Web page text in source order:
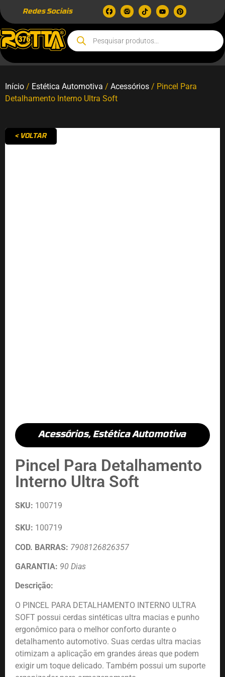
Redes Sociais
Início / Estética Automotiva / Acessórios / Pincel Para
Detalhamento Interno Ultra Soft
< VOLTAR
Acessórios,Estética Automotiva
Pincel Para Detalhamento
Interno Ultra Soft
SKU: 100719
SKU: 100719
COD. BARRAS: 7908126826357
GARANTIA: 90 Dias
Descrição:
O PINCEL PARA DETALHAMENTO INTERNO ULTRA
SOFT possui cerdas sintéticas ultra macias e punho
ergonômico para o melhor conforto durante o
detalhamento automotivo. Suas cerdas ultra macias
otimizam a aplicação em grandes áreas que podem
exigir um toque delicado. Também possui um suporte